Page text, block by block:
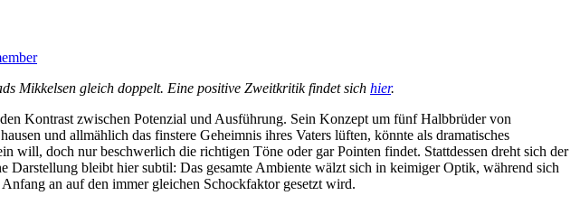
Mikkelsen gleich doppelt. Eine positive Zweitkritik findet sich hier.
Kontrast zwischen Potenzial und Ausführung. Sein Konzept um fünf Halbbrüder von
und allmählich das finstere Geheimnis ihres Vaters lüften, könnte als dramatisches
will, doch nur beschwerlich die richtigen Töne oder gar Pointen findet. Stattdessen dreht sich der
bleibt hier subtil: Das gesamte Ambiente wälzt sich in keimiger Optik, während sich
an auf den immer gleichen Schockfaktor gesetzt wird.